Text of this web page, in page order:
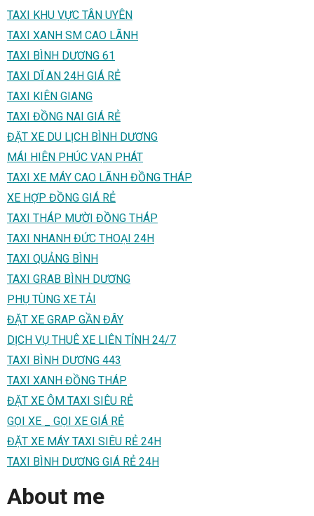
TAXI KHU VỰC TÂN UYÊN
TAXI XANH SM CAO LÃNH
TAXI BÌNH DƯƠNG 61
TAXI DĨ AN 24H GIÁ RẺ
TAXI KIÊN GIANG
TAXI ĐỒNG NAI GIÁ RẺ
ĐẶT XE DU LỊCH BÌNH DƯƠNG
MÁI HIÊN PHÚC VẠN PHÁT
TAXI XE MÁY CAO LÃNH ĐỒNG THÁP
XE HỢP ĐỒNG GIÁ RẺ
TAXI THÁP MƯỜI ĐỒNG THÁP
TAXI NHANH ĐỨC THOẠI 24H
TAXI QUẢNG BÌNH
TAXI GRAB BÌNH DƯƠNG
PHỤ TÙNG XE TẢI
ĐẶT XE GRAP GẦN ĐÂY
DỊCH VỤ THUÊ XE LIÊN TỈNH 24/7
TAXI BÌNH DƯƠNG 443
TAXI XANH ĐỒNG THÁP
ĐẶT XE ÔM TAXI SIÊU RẺ
GỌI XE _ GỌI XE GIÁ RẺ
ĐẶT XE MÁY TAXI SIÊU RẺ 24H
TAXI BÌNH DƯƠNG GIÁ RẺ 24H
About me